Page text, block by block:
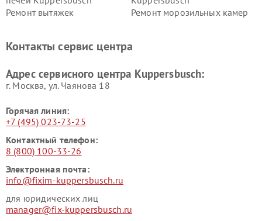
Ремонт вытяжек
Ремонт морозильных камер
Kuppersbusch
вакуумных упаковщиков
Ремонт сушильных машин Kuppersbusch
Контакты сервис центра
Адрес сервисного центра Kuppersbusch:
г. Москва, ул. Чаянова 18
Горячая линия:
+7 (495) 023-73-25
Контактный телефон:
8 (800) 100-33-26
Электронная почта:
info@fixim-kuppersbusch.ru
для юридических лиц
manager@fix-kuppersbusch.ru